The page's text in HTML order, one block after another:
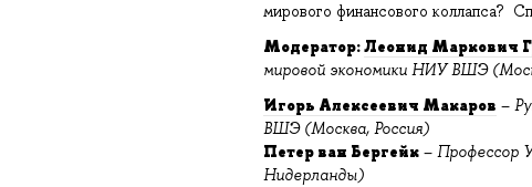
мирового финансового коллапса?
Модератор:Леонид Маркович
мировой экономики НИУ ВШЭ
Игорь Алексеевич Макаров –
ВШЭ (Москва, Россия)
Петер ван Бергейк –Профессор
Нидерланды)